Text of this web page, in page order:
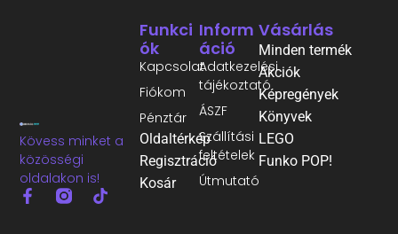
Kövess minket a
közösségi
oldalakon is!
Inform
Áció
Adatkezelési
tájékoztató
ÁSZF
Szállítási
feltételek
Útmutató
Funkci
Ók
Kapcsolat
Fiókom
Pénztár
Oldaltérkép
Regisztráció
Kosár
Vásárlás
Minden termék
Akciók
Képregények
Könyvek
LEGO
Funko POP!